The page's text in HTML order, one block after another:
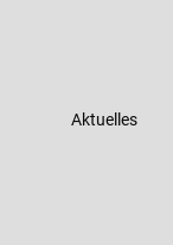
Aktuelles